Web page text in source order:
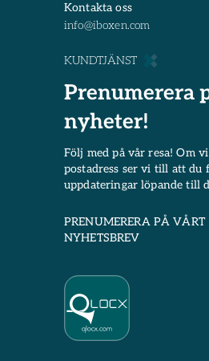
Kontakta oss
info@iboxen.com
KUNDTJÄNST
Prenumerera
nyheter!
Följ med på vår resa! Om
postadress ser vi till att du
uppdateringar löpande till
PRENUMERERA PÅ VÅRT
NYHETSBREV